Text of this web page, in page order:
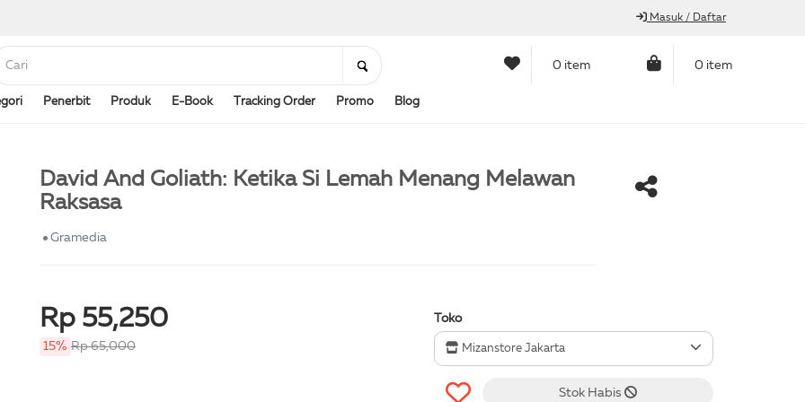
Masuk / Daftar
0 item 0 item
Penerbit Produk E-Book Tracking Order Promo Blog
David And Goliath: Ketika Si Lemah Menang Melawan
Raksasa
Gramedia
Rp 55,250
15% Rp 65,000
Toko
Mizanstore Jakarta
Stok Habis